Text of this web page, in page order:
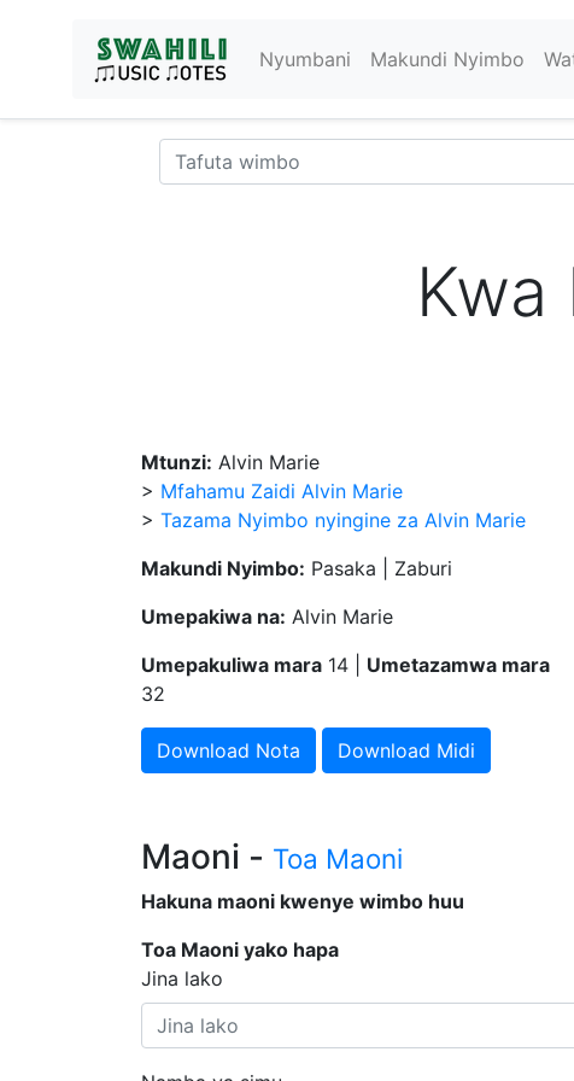
Nyumbani Makundi Nyimbo
Mtunzi: Alvin Marie
> Mfahamu Zaidi Alvin Marie
> Tazama Nyimbo nyingine za Alvin Marie
Makundi Nyimbo: Pasaka | Zaburi
Umepakiwa na: Alvin Marie
Umepakuliwa mara 14 | Umetazamwa mara
32
Download Nota Download Midi
Maoni - Toa Maoni
Hakuna maoni kwenye wimbo huu
Toa Maoni yako hapa
Jina lako